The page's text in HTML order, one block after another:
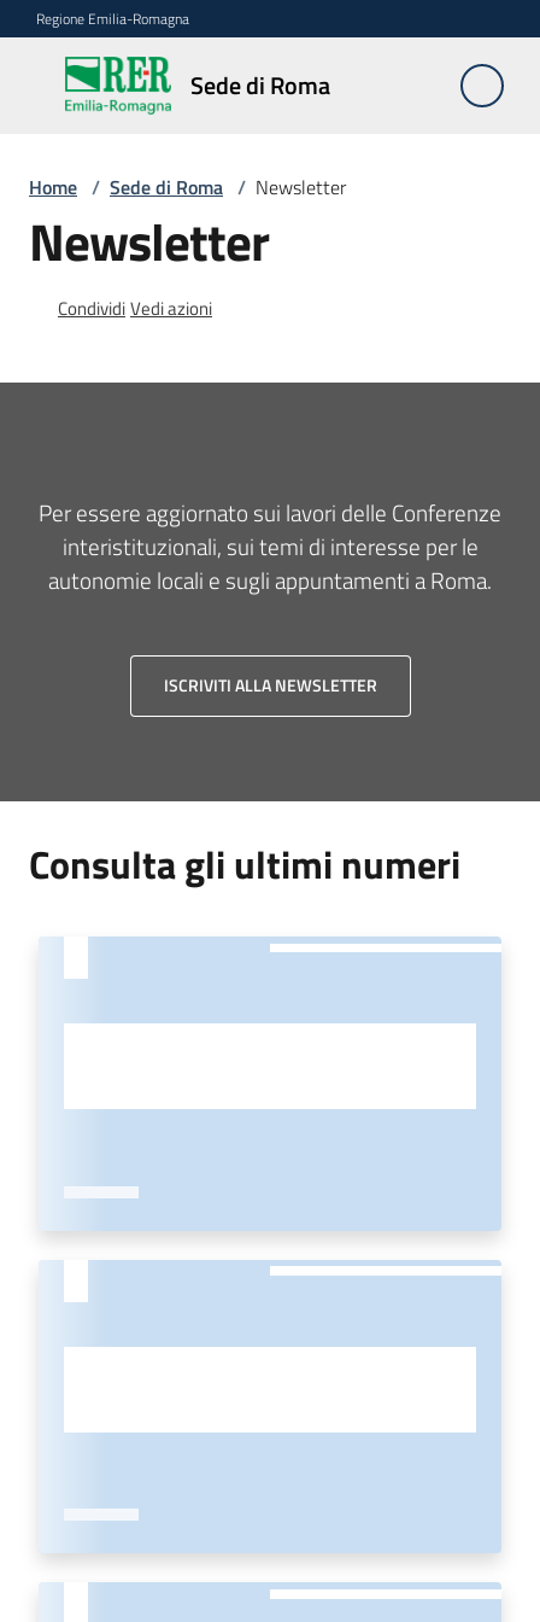
Vai al contenuto
Vai alla navigazione
Vai al footer
Regione Emilia-Romagna
Sede di Roma
Sede
di
Novità
Temi
Menu selezionato
Regione
Emilia-
Romagna
Leggi Atti Bandi
Home / Sede di Roma / Newsletter
Newsletter
CondividiVedi azioni
Per essere aggiornato sui lavori delle Conferenze
interistituzionali, sui temi di interesse per le
autonomie locali e sugli appuntamenti a Roma.
ISCRIVITI ALLA NEWSLETTER
Consulta gli ultimi numeri